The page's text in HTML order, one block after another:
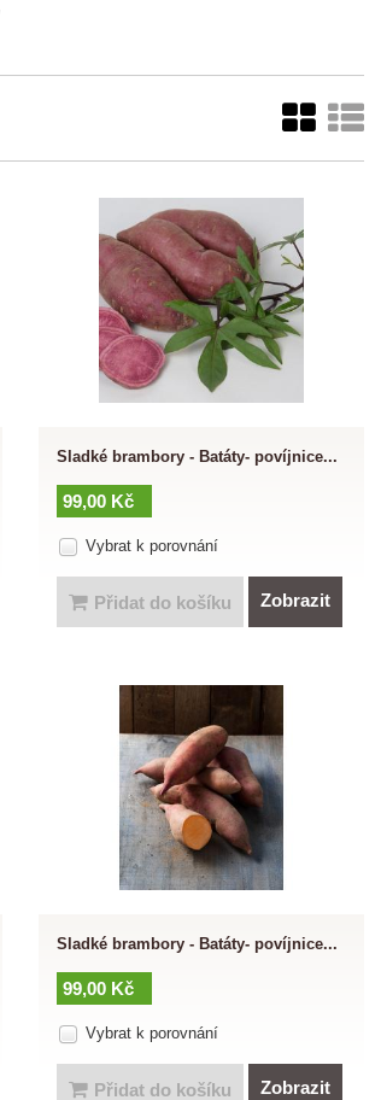
Sladké brambory - Batáty- povíjnice...
99,00 Kč
Vybrat k porovnání
Přidat do košíku Zobrazit
Sladké brambory - Batáty- povíjnice...
99,00 Kč
Vybrat k porovnání
Přidat do košíku Zobrazit